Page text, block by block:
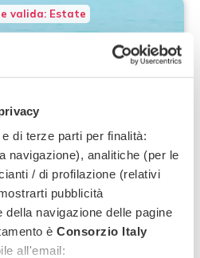
di terze parti per finalità:
navigazione), analitiche (per le
/ di profilazione (relativi
pubblicità
navigazione delle pagine
è Consorzio Italy
all'email:
valida: Estate
GRATIS: 2
18/10/2026
Club Hotel Ancora****